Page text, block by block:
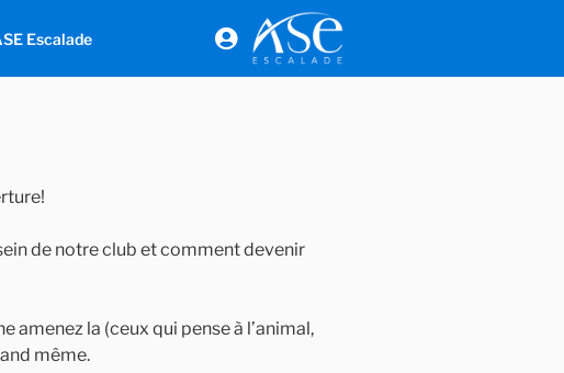
Escalade
de notre club et comment devenir
amenez la (ceux qui pense à l’animal,
même.